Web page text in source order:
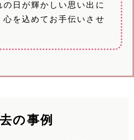
日が輝かしい思い出に
を込めてお手伝いさせ
の事例